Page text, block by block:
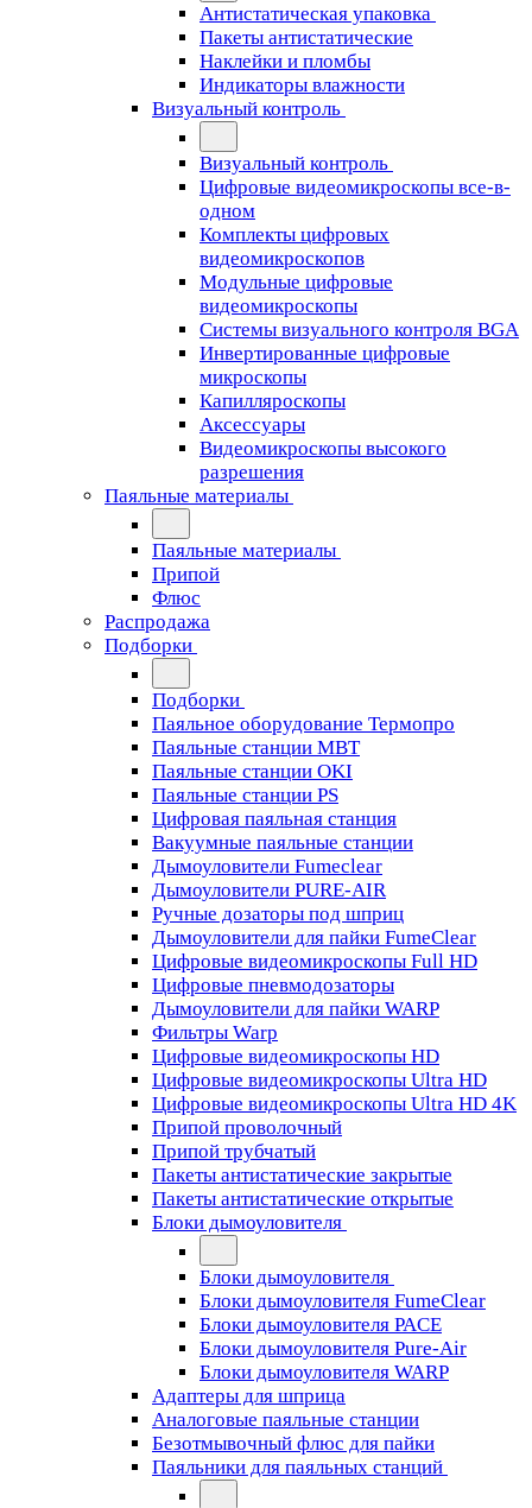
Антистатическая упаковка
Пакеты антистатические
Наклейки и пломбы
Индикаторы влажности
Визуальный контроль
Визуальный контроль
Цифровые видеомикроскопы все-в-
одном
Комплекты цифровых
видеомикроскопов
Модульные цифровые
видеомикроскопы
Cистемы визуального контроля BGA
Инвертированные цифровые
микроскопы
Капилляроскопы
Аксессуары
Видеомикроскопы высокого
разрешения
Паяльные материалы
Паяльные материалы
Припой
Флюс
Распродажа
Подборки
Подборки
Паяльное оборудование Термопро
Паяльные станции MBT
Паяльные станции OKI
Паяльные станции PS
Цифровая паяльная станция
Вакуумные паяльные станции
Дымоуловители Fumeclear
Дымоуловители PURE-AIR
Ручные дозаторы под шприц
Дымоуловители для пайки FumeClear
Цифровые видеомикроскопы Full HD
Цифровые пневмодозаторы
Дымоуловители для пайки WARP
Фильтры Warp
Цифровые видеомикроскопы HD
Цифровые видеомикроскопы Ultra HD
Цифровые видеомикроскопы Ultra HD 4K
Припой проволочный
Припой трубчатый
Пакеты антистатические закрытые
Пакеты антистатические открытые
Блоки дымоуловителя
Блоки дымоуловителя
Блоки дымоуловителя FumeClear
Блоки дымоуловителя PACE
Блоки дымоуловителя Pure-Air
Блоки дымоуловителя WARP
Адаптеры для шприца
Аналоговые паяльные станции
Безотмывочный флюс для пайки
Паяльники для паяльных станций